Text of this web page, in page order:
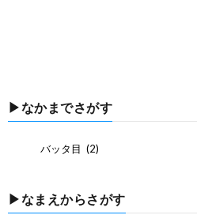
▶なかまでさがす
▶なまえからさがす